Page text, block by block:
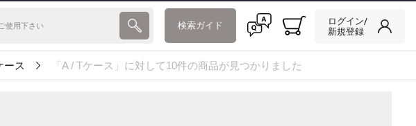
検索ガイド
ログイン/
新規登録
ース 「A / Tケース」に対して10件の商品が見つかりました